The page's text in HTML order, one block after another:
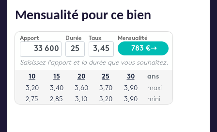
Mensualité pour ce bien